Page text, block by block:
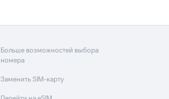
Больше возможностей выбора
номера
Заменить SIM-карту